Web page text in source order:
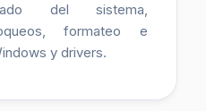
del sistema,
formateo e
y drivers.